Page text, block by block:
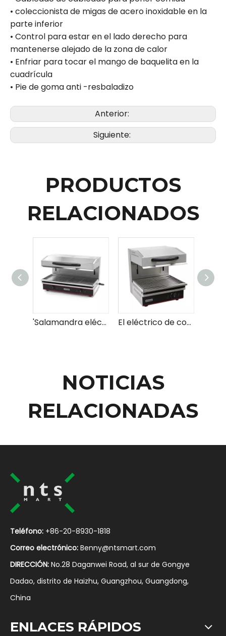
• coleccionista de migas de acero inoxidable en la
parte inferior
• Control para estar en el lado derecho para
mantenerse alejado de la zona de calor
• Enfriar para tocar el mango de baquelita en la
cuadrícula
• Pie de goma anti -resbaladizo
Anterior:
Siguiente:
PRODUCTOS
RELACIONADOS
'Salamandra eléctrica de ahorro de energía de alto rendimiento Grill Alta eficiencia para cocinar rápida El eléctrico de cocina rápida salamandra de salamandro mejor para restaurantes y pizzerias
NOTICIAS
RELACIONADAS
Teléfono: +86-20-8930-1818
Correo electrónico: Benny@ntsmart.com
DIRECCIÓN: No.28 Daganwei Road, al sur de Gongye
Dadao, distrito de Haizhu, Guangzhou, Guangdong,
China
ENLACES RÁPIDOS